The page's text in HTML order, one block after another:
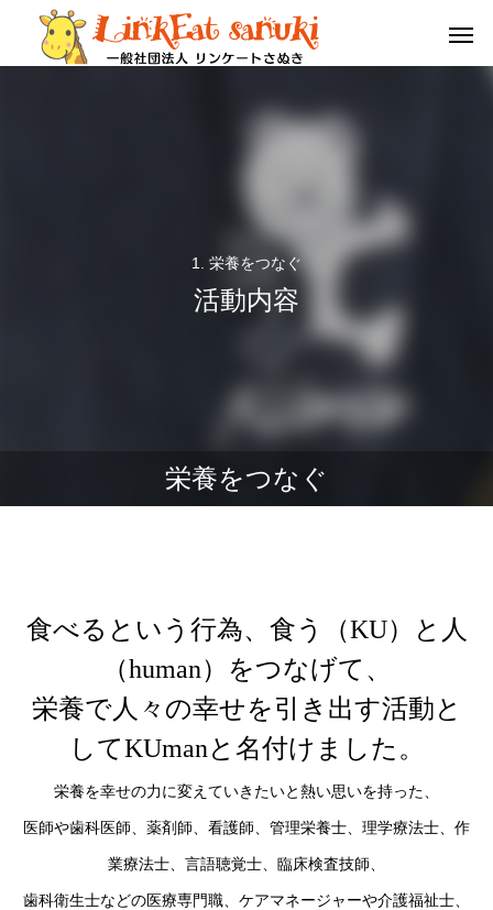
命をつなぐ
3月13日は HOTEL QOL 瓦町に、坂出駅の有名店
「KUMA Café」がやってくる！
1. 栄養をつなぐ
活動内容
栄養をつなぐ
食べるという行為、食う（KU）と人
（human）をつなげて、
栄養で人々の幸せを引き出す活動と
してKUmanと名付けました。
栄養を幸せの力に変えていきたいと熱い思いを持った、
医師や歯科医師、薬剤師、看護師、管理栄養士、理学療法士、作
業療法士、言語聴覚士、臨床検査技師、
歯科衛生士などの医療専門職、ケアマネージャーや介護福祉士、